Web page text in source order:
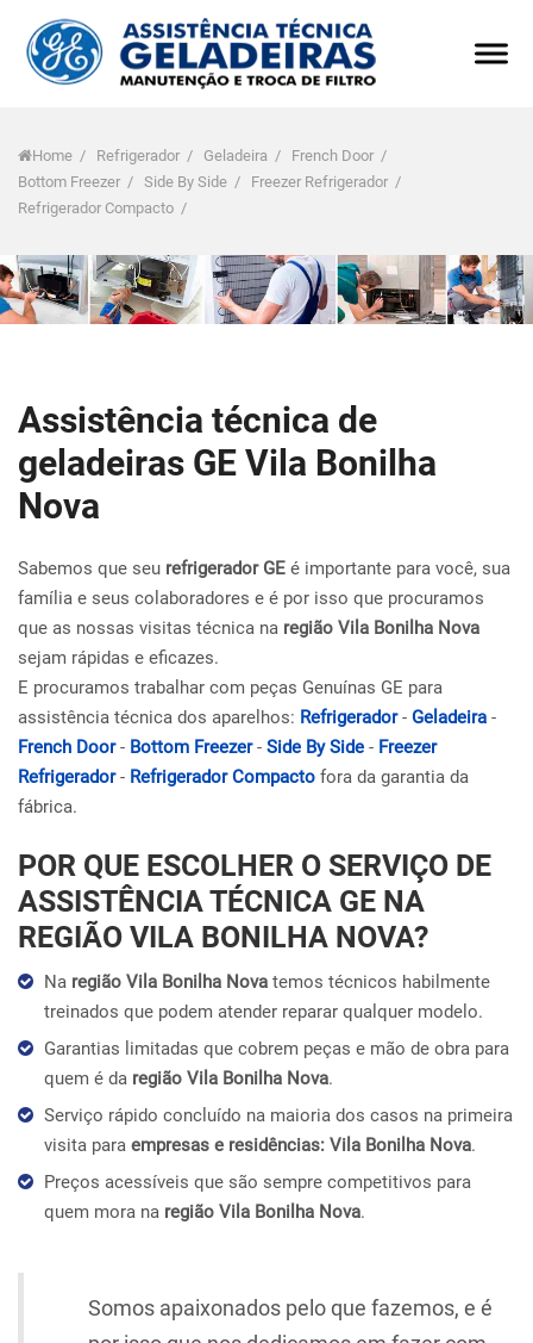
Home / Refrigerador / Geladeira / French Door /
Bottom Freezer / Side By Side / Freezer Refrigerador /
Refrigerador Compacto /
Assistência técnica de
geladeiras GE Vila Bonilha
Nova
Sabemos que seu refrigerador GE é importante para você, sua
família e seus colaboradores e é por isso que procuramos
que as nossas visitas técnica na região Vila Bonilha Nova
sejam rápidas e eficazes.
E procuramos trabalhar com peças Genuínas GE para
assistência técnica dos aparelhos: Refrigerador- Geladeira -
French Door- Bottom Freezer- Side By Side - Freezer
Refrigerador- Refrigerador Compacto fora da garantia da
fábrica.
POR QUE ESCOLHER O SERVIÇO DE
ASSISTÊNCIA TÉCNICA GE NA
REGIÃO VILA BONILHA NOVA?
Na região Vila Bonilha Nova temos técnicos habilmente
treinados que podem atender reparar qualquer modelo.
Garantias limitadas que cobrem peças e mão de obra para
quem é da região Vila Bonilha Nova.
Serviço rápido concluído na maioria dos casos na primeira
visita para empresas e residências: Vila Bonilha Nova.
Preços acessíveis que são sempre competitivos para
quem mora na região Vila Bonilha Nova.
Somos apaixonados pelo que fazemos, e é